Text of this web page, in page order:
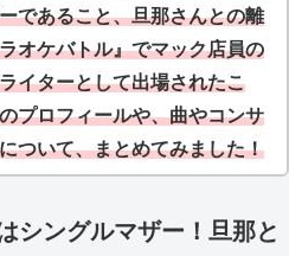
であること、旦那さんとの離
オケバトル』でマック店員の
イターとして出場されたこ
プロフィールや、曲やコンサ
ついて、まとめてみました！
シングルマザー！旦那と